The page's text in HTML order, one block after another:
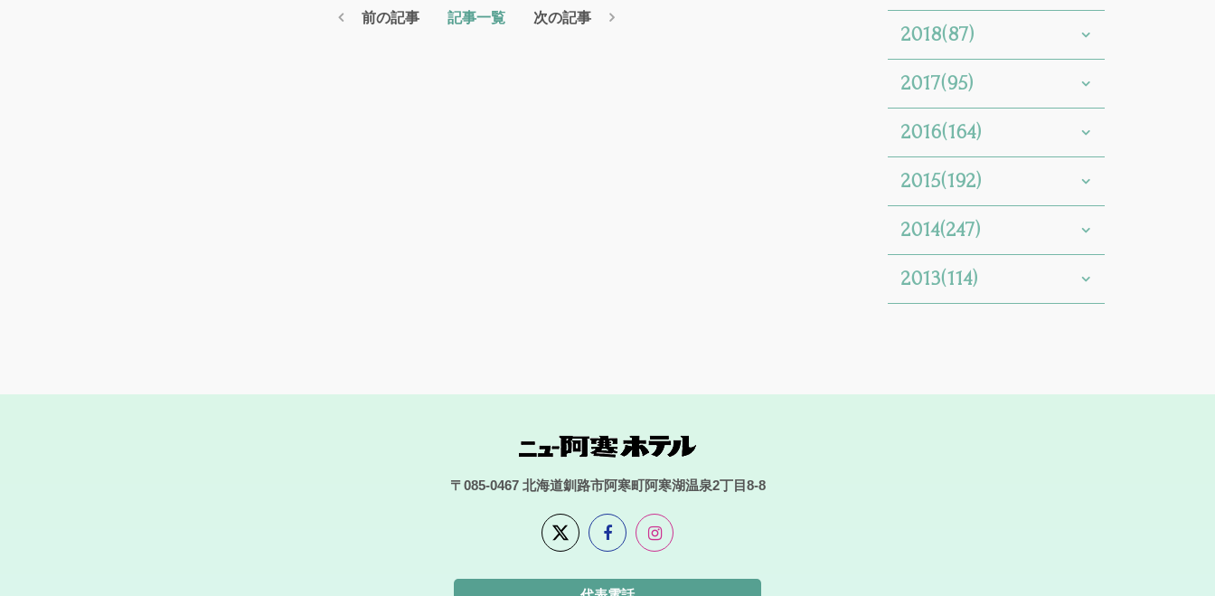
前の記事 記事一覧 次の記事
2018(87)
2017(95)
2016(164)
2015(192)
2014(247)
2013(114)
〒085-0467 北海道釧路市阿寒町阿寒湖温泉2丁目8-8